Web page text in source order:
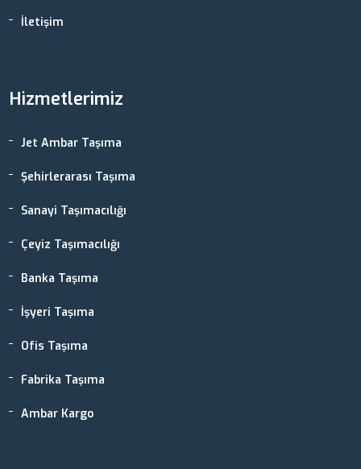
İletişim
Hizmetlerimiz
Jet Ambar Taşıma
Şehirlerarası Taşıma
Sanayi Taşımacılığı
Çeyiz Taşımacılığı
Banka Taşıma
İşyeri Taşıma
Ofis Taşıma
Fabrika Taşıma
Ambar Kargo